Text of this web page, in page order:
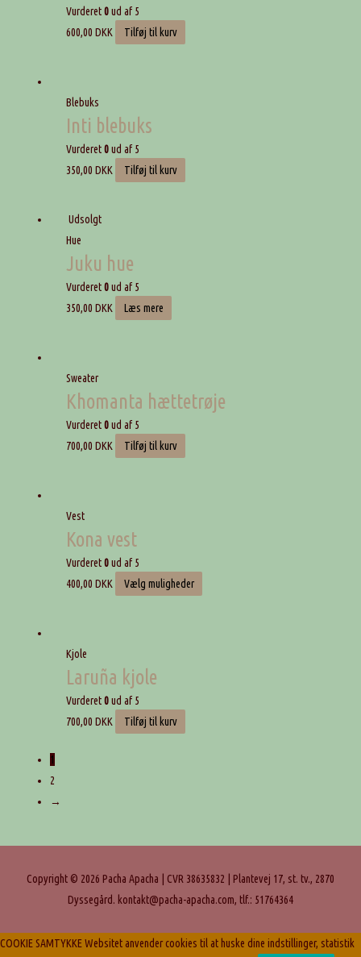
Vurderet0ud af 5
600,00 DKK Tilføj til kurv
Blebuks
Inti blebuks
Vurderet0ud af 5
350,00 DKK Tilføj til kurv
Udsolgt
Hue
Juku hue
Vurderet0ud af 5
350,00 DKK Læs mere
Sweater
Khomanta hættetrøje
Vurderet0ud af 5
700,00 DKK Tilføj til kurv
Vest
Kona vest
Vurderet0ud af 5
400,00 DKK Vælg muligheder
Kjole
Laruña kjole
Vurderet0ud af 5
700,00 DKK Tilføj til kurv
1
2
→
Copyright © 2026 Pacha Apacha | CVR 38635832 | Plantevej 17, st. tv., 2870
Dyssegård. kontakt@pacha-apacha.com, tlf.: 51764364
COOKIE SAMTYKKE Websitet anvender cookies til at huske dine indstillinger, statistik